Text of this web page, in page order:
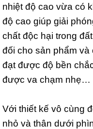
nhiệt độ cao vừa có
độ cao giúp giải
chất độc hại trong
đối cho sản phẩm
đạt được độ bền
được va chạm nhẹ…
Với thiết kế vô cùng
nhỏ và thân dưới